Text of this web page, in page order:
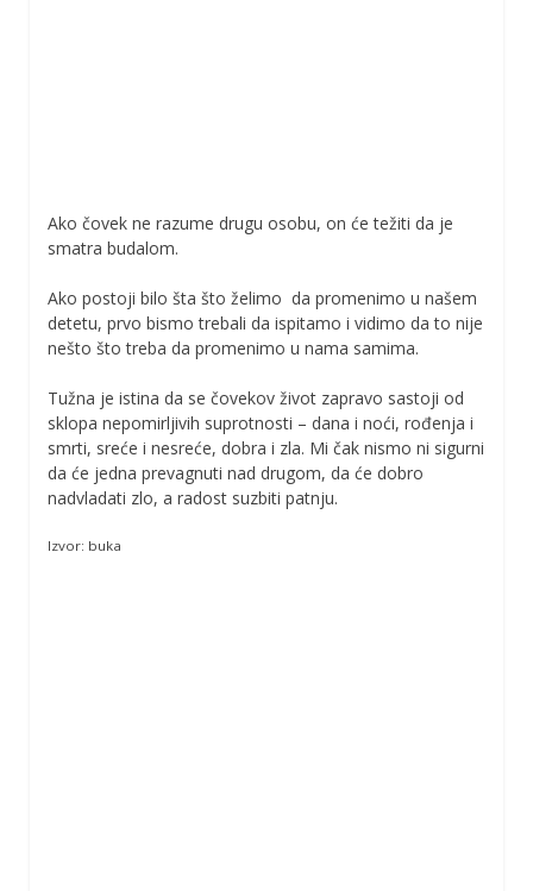
Ako čovek ne razume drugu osobu, on će težiti da je
smatra budalom.
Ako postoji bilo šta što želimo da promenimo u našem
detetu, prvo bismo trebali da ispitamo i vidimo da to nije
nešto što treba da promenimo u nama samima.
Tužna je istina da se čovekov život zapravo sastoji od
sklopa nepomirljivih suprotnosti – dana i noći, rođenja i
smrti, sreće i nesreće, dobra i zla. Mi čak nismo ni sigurni
da će jedna prevagnuti nad drugom, da će dobro
nadvladati zlo, a radost suzbiti patnju.
Izvor: buka